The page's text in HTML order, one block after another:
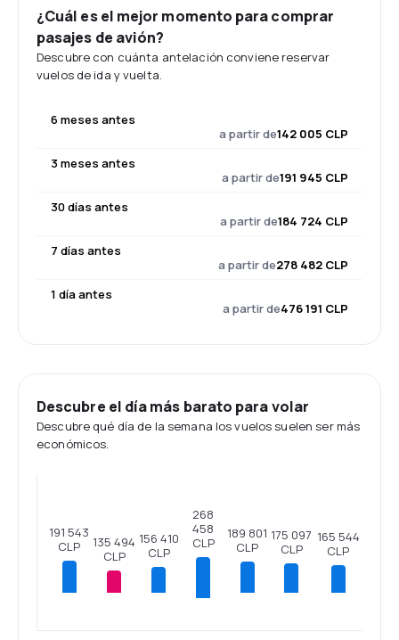
¿Cuál es el mejor momento para comprar
pasajes de avión?
Descubre con cuánta antelación conviene reservar
vuelos de ida y vuelta.
6 meses antes
a partir de142 005 CLP
3 meses antes
a partir de191 945 CLP
30 días antes
a partir de184 724 CLP
7 días antes
a partir de278 482 CLP
1 día antes
a partir de476 191 CLP
Descubre el día más barato para volar
Descubre qué día de la semana los vuelos suelen ser más
económicos.
191 543
CLP
135 494
CLP
156 410
CLP
268
458
CLP
189 801
CLP
175 097
CLP
165 544
CLP